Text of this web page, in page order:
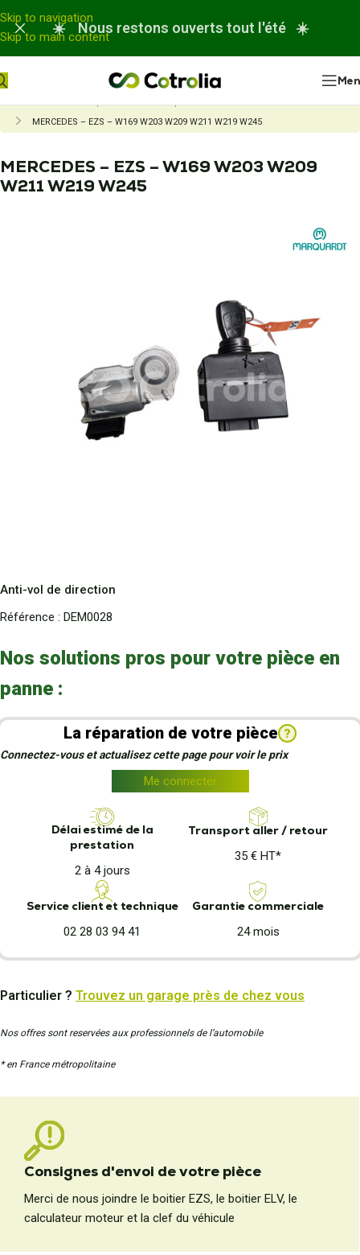
Panneau de gestion des cookies
Skip to navigation
Skip to main content
☀️ Nous restons ouverts tout l'été ☀️
Accueil Nos réparations
Réparation neiman et verrou de colonne
MERCEDES – EZS – W169 W203 W209 W211 W219 W245
MERCEDES – EZS – W169 W203 W209
W211 W219 W245
Anti-vol de direction
Référence : DEM0028
Nos solutions pros pour votre pièce en
panne :
La réparation de votre pièce ?
Connectez-vous et actualisez cette page pour voir le prix
Me connecter
Délai estimé de la
prestation
2 à 4 jours
Transport aller / retour
35 € HT*
Service client et technique
02 28 03 94 41
Garantie commerciale
24 mois
Particulier ? Trouvez un garage près de chez vous
Nos offres sont reservées aux professionnels de l’automobile
* en France métropolitaine
Consignes d'envoi de votre pièce
Merci de nous joindre le boitier EZS, le boitier ELV, le
calculateur moteur et la clef du véhicule